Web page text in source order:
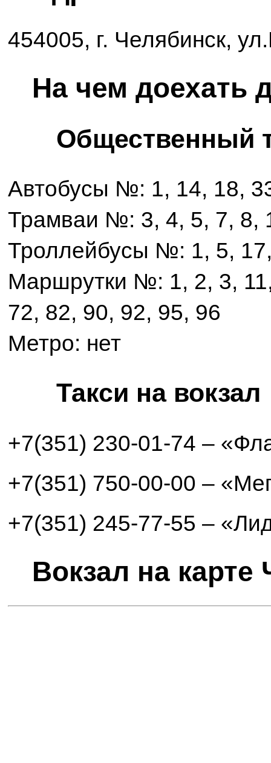
454005, г. Челябинск,
На чем доехать
Общественный
Автобусы №: 1, 14, 18,
Трамваи №: 3, 4, 5, 7, 8,
Троллейбусы №: 1, 5,
Маршрутки №: 1, 2, 3,
72, 82, 90, 92, 95, 96
Метро: нет
Такси на вокзал
+7(351) 230-01-74 –
+7(351) 750-00-00 –
+7(351) 245-77-55 –
Вокзал на карте